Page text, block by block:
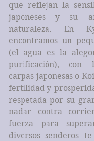
que reflejan la
japoneses y su
naturaleza. En
encontramos un
(el agua es la
purificación), con
carpas japonesas o
fertilidad y
respetada por su
nadar contra
fuerza para
diversos senderos